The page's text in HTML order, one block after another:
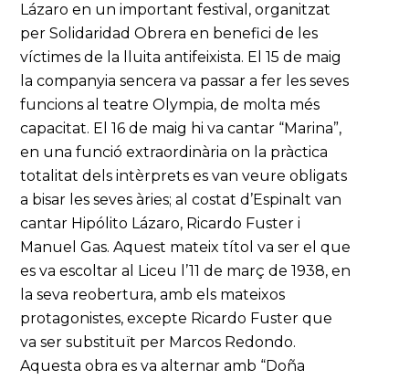
Lázaro en un important festival, organitzat
per Solidaridad Obrera en benefici de les
víctimes de la lluita antifeixista. El 15 de maig
la companyia sencera va passar a fer les seves
funcions al teatre Olympia, de molta més
capacitat. El 16 de maig hi va cantar “Marina”,
en una funció extraordinària on la pràctica
totalitat dels intèrprets es van veure obligats
a bisar les seves àries; al costat d’Espinalt van
cantar Hipólito Lázaro, Ricardo Fuster i
Manuel Gas. Aquest mateix títol va ser el que
es va escoltar al Liceu l’11 de març de 1938, en
la seva reobertura, amb els mateixos
protagonistes, excepte Ricardo Fuster que
va ser substituït per Marcos Redondo.
Aquesta obra es va alternar amb “Doña